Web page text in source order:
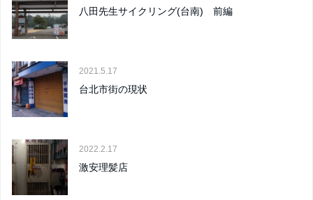
八田先生サイクリング(台南) 前編
2021.5.17
台北市街の現状
2022.2.17
激安理髪店